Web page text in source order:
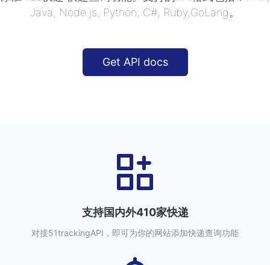
Java, Node.js, Python, C#, Ruby,GoLang。
Get API docs
支持国内外410家快递
对接51trackingAPI，即可为你的网站添加快递查询功能